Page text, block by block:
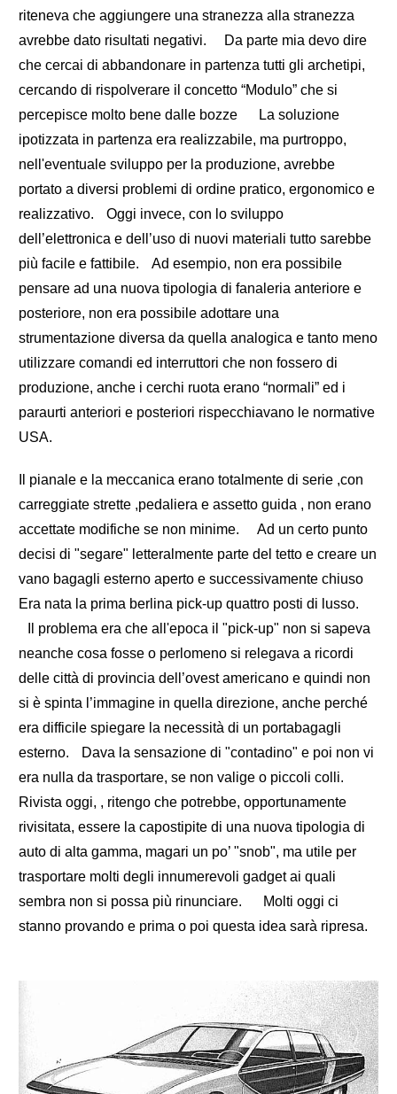
riteneva che aggiungere una stranezza alla stranezza
avrebbe dato risultati negativi. Da parte mia devo dire
che cercai di abbandonare in partenza tutti gli archetipi,
cercando di rispolverare il concetto “Modulo” che si
percepisce molto bene dalle bozze
La soluzione
ipotizzata in partenza era realizzabile, ma purtroppo,
nell'eventuale sviluppo per la produzione, avrebbe
portato a diversi problemi di ordine pratico, ergonomico e
realizzativo. Oggi invece, con lo sviluppo
dell’elettronica e dell’uso di nuovi materiali tutto sarebbe
più facile e fattibile. Ad esempio, non era possibile
pensare ad una nuova tipologia di fanaleria anteriore e
posteriore, non era possibile adottare una
strumentazione diversa da quella analogica e tanto meno
utilizzare comandi ed interruttori che non fossero di
produzione, anche i cerchi ruota erano “normali” ed i
paraurti anteriori e posteriori rispecchiavano le normative
USA.
Il pianale e la meccanica erano totalmente di serie ,con
carreggiate strette ,pedaliera e assetto guida , non erano
accettate modifiche se non minime. Ad un certo punto
decisi di "segare" letteralmente parte del tetto e creare un
vano bagagli esterno aperto e successivamente chiuso
Era nata la prima berlina pick-up quattro posti di lusso.
Il problema era che all'epoca il "pick-up" non si sapeva
neanche cosa fosse o perlomeno si relegava a ricordi
delle città di provincia dell’ovest americano e quindi non
si è spinta l’immagine in quella direzione, anche perché
era difficile spiegare la necessità di un portabagagli
esterno. Dava la sensazione di "contadino" e poi non vi
era nulla da trasportare, se non valige o piccoli colli.
Rivista oggi, , ritengo che potrebbe, opportunamente
rivisitata, essere la capostipite di una nuova tipologia di
auto di alta gamma, magari un po’ "snob", ma utile per
trasportare molti degli innumerevoli gadget ai quali
sembra non si possa più rinunciare. Molti oggi ci
stanno provando e prima o poi questa idea sarà ripresa.